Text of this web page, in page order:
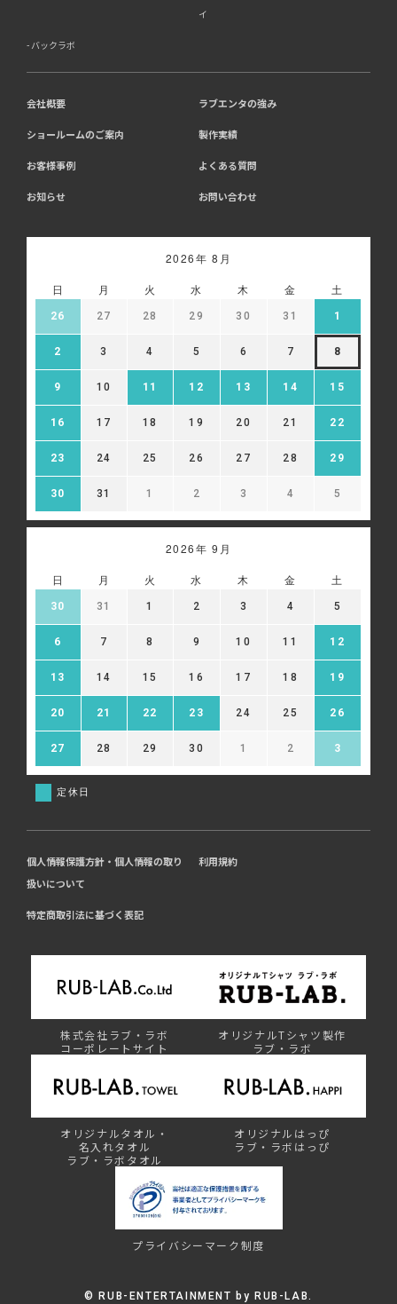
イ
バックラボ
会社概要 ラブエンタの強み
ショールームのご案内 製作実績
お客様事例 よくある質問
お知らせ お問い合わせ
2026年 8月
日 月 火 水 木 金 土
26 27 28 29 30 31 1
2 3 4 5 6 7 8
9 10 11 12 13 14 15
16 17 18 19 20 21 22
23 24 25 26 27 28 29
30 31 1 2 3 4 5
2026年 9月
日 月 火 水 木 金 土
30 31 1 2 3 4 5
6 7 8 9 10 11 12
13 14 15 16 17 18 19
20 21 22 23 24 25 26
27 28 29 30 1 2 3
定休日
個人情報保護方針・個人情報の取り
扱いについて
利用規約
特定商取引法に基づく表記
株式会社ラブ・ラボ
コーポレートサイト
オリジナルTシャツ製作
ラブ・ラボ
オリジナルタオル・
名入れタオル
ラブ・ラボタオル
オリジナルはっぴ
ラブ・ラボはっぴ
プライバシーマーク制度
©︎ RUB-ENTERTAINMENT by RUB-LAB.